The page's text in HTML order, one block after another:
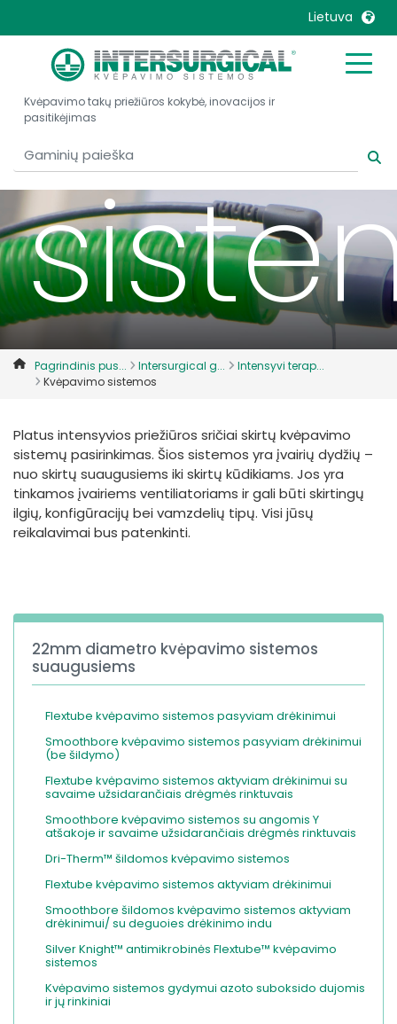
Lietuva
United Kingdom
United States
Belgique, Français
Canada, English
Canada, Français
China
Colombia
Denmark
Deutschland
France
Malaysia
Mexico
Nederlands
Norway
Portugal
Russia
Sweden
International English
Kvėpavimo takų priežiūros kokybė, inovacijos ir
pasitikėjimas
Pagrindinis pus... Intersurgical g...
Intensyvi terap...
Kvėpavimo sistemos
Platus intensyvios priežiūros sričiai skirtų kvėpavimo
sistemų pasirinkimas. Šios sistemos yra įvairių dydžių –
nuo skirtų suaugusiems iki skirtų kūdikiams. Jos yra
tinkamos įvairiems ventiliatoriams ir gali būti skirtingų
ilgių, konfigūracijų bei vamzdelių tipų. Visi jūsų
reikalavimai bus patenkinti.
22mm diametro kvėpavimo sistemos
suaugusiems
Flextube kvėpavimo sistemos pasyviam drėkinimui
Smoothbore kvėpavimo sistemos pasyviam drėkinimui
(be šildymo)
Flextube kvėpavimo sistemos aktyviam drėkinimui su
savaime užsidarančiais drėgmės rinktuvais
Smoothbore kvėpavimo sistemos su angomis Y
atšakoje ir savaime užsidarančiais drėgmės rinktuvais
Dri-Therm™ šildomos kvėpavimo sistemos
Flextube kvėpavimo sistemos aktyviam drėkinimui
Smoothbore šildomos kvėpavimo sistemos aktyviam
drėkinimui/ su deguoies drėkinimo indu
Silver Knight™ antimikrobinės Flextube™ kvėpavimo
sistemos
Kvėpavimo sistemos gydymui azoto suboksido dujomis
ir jų rinkiniai